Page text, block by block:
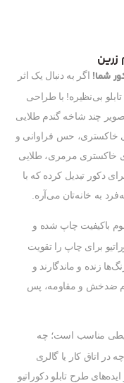
زرین
شما! اگر به دنبال یک اثر
بی‌نظیره! با طراحی
چند شاخه گندم طلایی
خاکستری، حس فراوانی و
خاکستری مرمری، طلایی
دکور تبدیل کرده که با
به خانه‌تان می‌آره.
باکیفیت چاپ شده و
برای چاپ را تقویت
زنده و ماندگارند و
ضدخش و مقاومه، پس
مناسب است؛ چه
در اتاق کار یا گالری
طرح تابلو دکوراتیو